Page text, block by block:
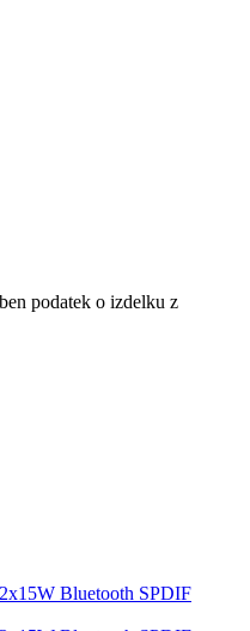
podatek o izdelku z